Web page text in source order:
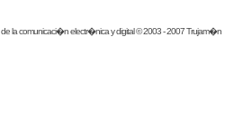
de la comunicaci�n electr�nica y digital © 2003 - 2007 Trujam�n